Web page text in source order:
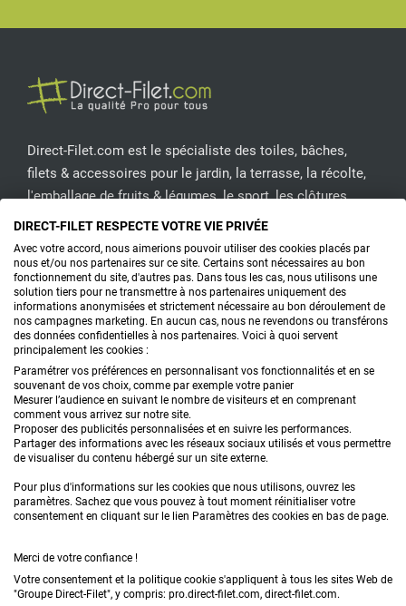
Direct-Filet.com est le spécialiste des toiles, bâches,
filets & accessoires pour le jardin, la terrasse, la récolte,
l'emballage de fruits & légumes, le sport, les clôtures...
CONTACTEZ-NOUS
PRODUITS
CONSEILS
FAQ
DEMANDE DE DEVIS
Confidentialité & données personnelles
DIRECT-FILET RESPECTE VOTRE VIE PRIVÉE
Avec votre accord, nous aimerions pouvoir utiliser des cookies placés par
nous et/ou nos partenaires sur ce site. Certains sont nécessaires au bon
fonctionnement du site, d'autres pas. Dans tous les cas, nous utilisons une
solution tiers pour ne transmettre à nos partenaires uniquement des
informations anonymisées et strictement nécessaire au bon déroulement de
nos campagnes marketing. En aucun cas, nous ne revendons ou transférons
des données confidentielles à nos partenaires. Voici à quoi servent
principalement les cookies :
Paramétrer vos préférences en personnalisant vos fonctionnalités et en se
souvenant de vos choix, comme par exemple votre panier
Mesurer l’audience en suivant le nombre de visiteurs et en comprenant
comment vous arrivez sur notre site.
Proposer des publicités personnalisées et en suivre les performances.
Partager des informations avec les réseaux sociaux utilisés et vous permettre
de visualiser du contenu hébergé sur un site externe.
Pour plus d'informations sur les cookies que nous utilisons, ouvrez les
paramètres. Sachez que vous pouvez à tout moment réinitialiser votre
consentement en cliquant sur le lien Paramètres des cookies en bas de page.
Merci de votre confiance !
Votre consentement et la politique cookie s'appliquent à tous les sites Web de
"Groupe Direct-Filet", y compris: pro.direct-filet.com, direct-filet.com.